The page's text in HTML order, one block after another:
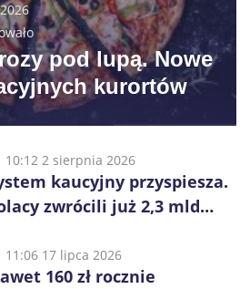
pod lupą. Nowe
kurortów
10:12 2 sierpnia 2026
kaucyjny przyspiesza.
zwrócili już 2,3 mld
11:06 17 lipca 2026
160 zł rocznie